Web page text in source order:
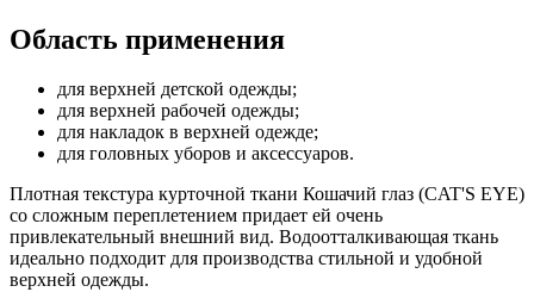
Область применения
для верхней детской одежды;
для верхней рабочей одежды;
для накладок в верхней одежде;
для головных уборов и аксессуаров.
Плотная текстура курточной ткани Кошачий глаз (CAT'S EYE)
со сложным переплетением придает ей очень
привлекательный внешний вид. Водоотталкивающая ткань
идеально подходит для производства стильной и удобной
верхней одежды.